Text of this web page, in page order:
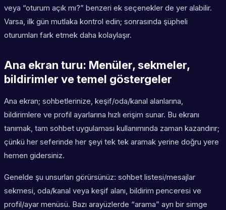
veya “oturum açık mı?” benzeri ek seçenekler de yer alabilir.
Varsa, ilk gün mutlaka kontrol edin; sonrasında şüpheli
oturumları fark etmek daha kolaylaşır.
Ana ekran turu: Menüler, sekmeler,
bildirimler ve temel göstergeler
Ana ekran; sohbetlerinize, keşif/oda/kanal alanlarına,
bildirimlere ve profil ayarlarına hızlı erişim sunar. Bu ekranı
tanımak, tam sohbet uygulaması kullanımında zaman kazandırır;
çünkü her seferinde her şeyi tek tek aramak yerine doğru yere
hemen gidersiniz.
Genelde şu unsurları görürsünüz: sohbet listesi/mesajlar
sekmesi, oda/kanal veya keşif alanı, bildirim penceresi ve
profil/ayar menüsü. Bazı arayüzlerde “arama” ayrı bir simge